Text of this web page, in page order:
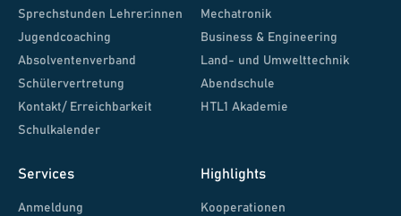
Sprechstunden Lehrer:innen
Jugendcoaching
Absolventenverband
Schülervertretung
Kontakt/ Erreichbarkeit
Schulkalender
Mechatronik
Business & Engineering
Land- und Umwelttechnik
Abendschule
HTL1 Akademie
Services
Anmeldung
Highlights
Kooperationen